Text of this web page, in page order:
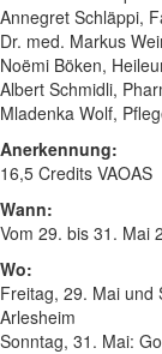
Annegret Schläppi,
Dr. med. Markus
Noëmi Böken,
Albert Schmidli,
Mladenka Wolf,
Anerkennung:
16,5 Credits VAOAS
Wann:
Vom 29. bis 31. Mai
Wo:
Freitag, 29. Mai und
Arlesheim
Sonntag, 31. Mai: